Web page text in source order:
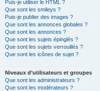
Puis-je utiliser le HTML ?
Que sont les smileys ?
Puis-je publier des images ?
Que sont les annonces globales ?
Que sont les annonces ?
Que sont les sujets épinglés ?
Que sont les sujets verrouillés ?
Que sont les icônes de sujet ?
Niveaux d’utilisateurs et groupes
Que sont les administrateurs ?
Que sont les modérateurs ?